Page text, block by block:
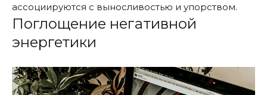
ассоциируются с выносливостью и упорством.
Поглощение негативной
энергетики